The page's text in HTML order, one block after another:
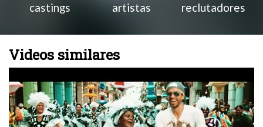
castings
artistas
reclutadores
Videos similares